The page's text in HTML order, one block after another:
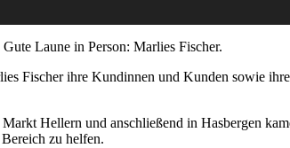
Gute Laune in Person: Marlies Fischer.
Fischer ihre Kundinnen und Kunden sowie
Hellern und anschließend in Hasbergen
zu helfen.